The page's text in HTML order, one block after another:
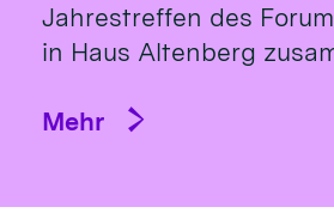
Jahrestreffen des
in Haus Altenberg
Mehr